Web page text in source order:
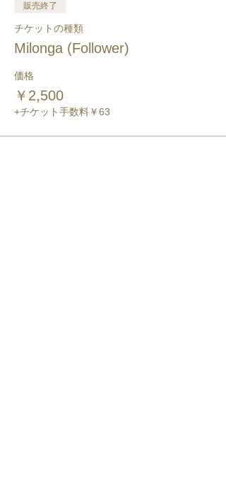
販売終了
チケットの種類
Milonga (Follower)
価格
￥2,500
+チケット手数料￥63